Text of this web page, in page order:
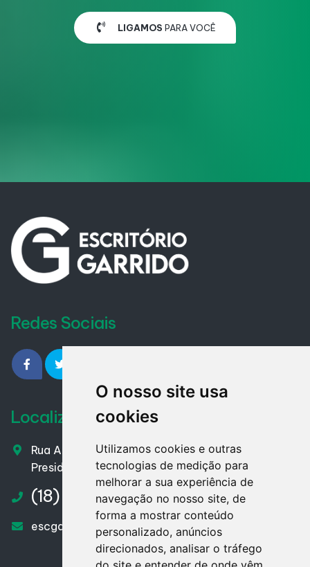
O nosso site usa
cookies
Utilizamos cookies e outras
tecnologias de medição para
melhorar a sua experiência de
navegação no nosso site, de
forma a mostrar conteúdo
personalizado, anúncios
direcionados, analisar o tráfego
LIGAMOS PARA VOCÊ
Redes Sociais
Localização
Rua Almirante Barroso - nº 153 – Centro
Presidente Venceslau / SP – CEP. 19400-007
(18) 3271.1910
escgarrido@hotmail.com